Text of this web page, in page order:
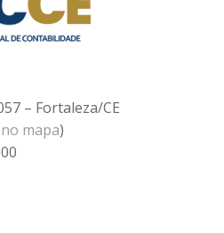
– Fortaleza/CE
mapa)